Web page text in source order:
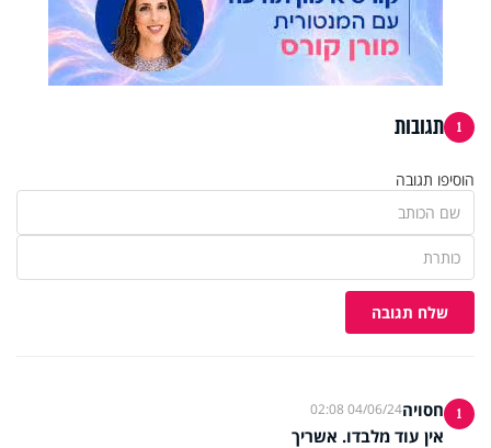
1 תגובות
הוסיפו תגובה
שלח תגובה
1 חסויה04/06/24 02:08
אין עוד מלבדו. אשריך